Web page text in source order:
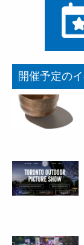
開催予定の